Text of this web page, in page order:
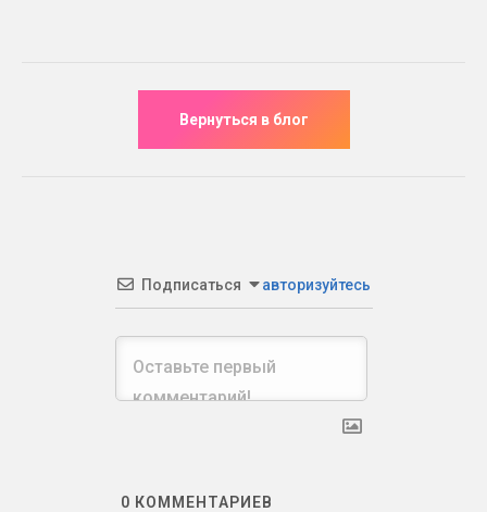
Подписаться авторизуйтесь
0 КОММЕНТАРИЕВ